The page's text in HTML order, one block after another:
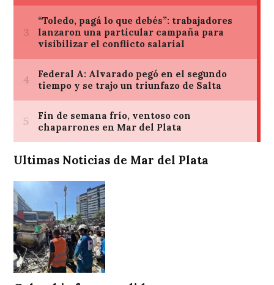
Ultimas Noticias de Mar del Plata